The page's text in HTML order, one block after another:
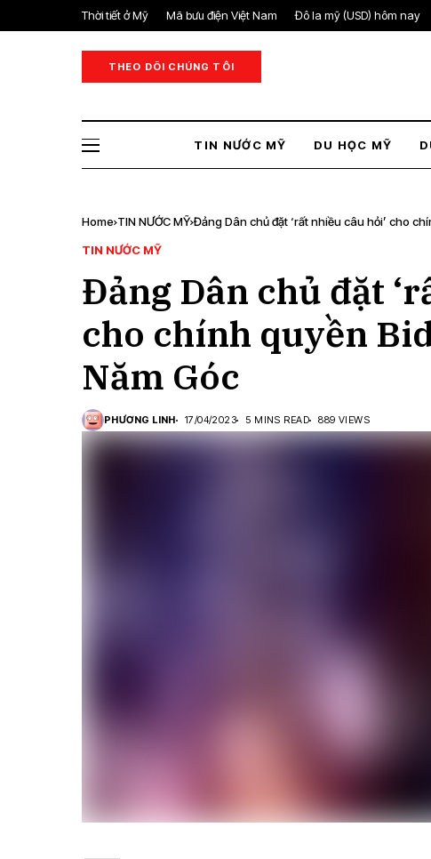
Thời tiết ở Mỹ Mã bưu điện Việt Nam Đô la mỹ (USD) hôm nay
THEO DÕI CHÚNG TÔI
TIN NƯỚC MỸ DU HỌC MỸ
Home TIN NƯỚC MỸ Đảng Dân chủ đặt ‘rất nhiều câu hỏi’ cho
TIN NƯỚC MỸ
Đảng Dân chủ đặt
cho chính quyền
Năm Góc
PHƯƠNG LINH 17/04/2023 5 MINS READ 889 VIEWS